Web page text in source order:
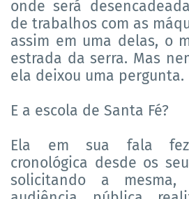
onde será
de trabalhos com as
assim em uma delas, o
estrada da serra. Mas
ela deixou uma pergunta.
E a escola de Santa Fé?
Ela em sua fala
cronológica desde os
solicitando a